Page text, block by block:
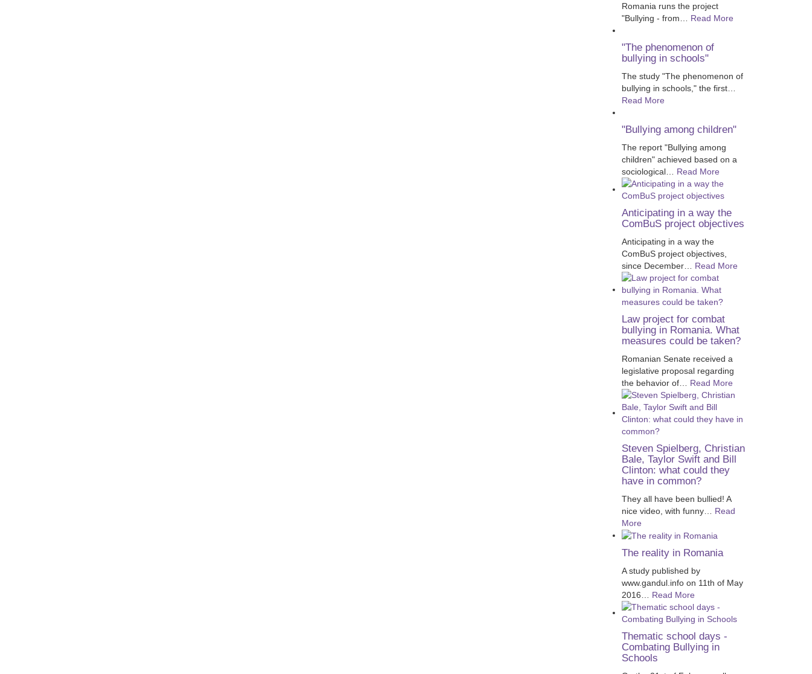
Romania runs the project
"Bullying - from
Read More
"The phenomenon of
bullying in schools"
The study "The phenomenon of
bullying in schools," the first…
Read More
"Bullying among children"
The report "Bullying among
children" achieved based on a
sociological… Read More
Anticipating in a way the
ComBuS project objectives
Anticipating in a way the
ComBuS project objectives,
since December… Read More
Law project for combat
bullying in Romania. What
measures could be taken?
Romanian Senate received a
legislative proposal regarding
the behavior of… Read More
Steven Spielberg, Christian
Bale, Taylor Swift and Bill
Clinton: what could they
have in common?
They all have been bullied! A
nice video, with funny…
Read
More
The reality in Romania
A study published by
www.gandul.info on 11th of May
2016
Read More
Thematic school days -
Combating Bullying in
Schools